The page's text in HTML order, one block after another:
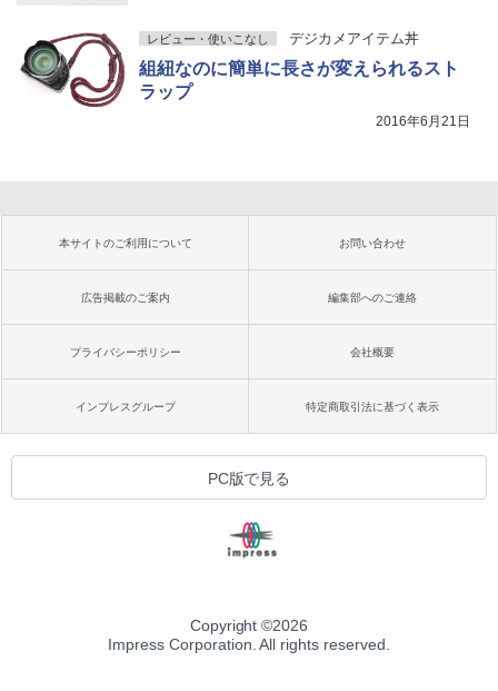
レビュー・使いこなし デジカメアイテム丼
組紐なのに簡単に長さが変えられるスト
ラップ
2016年6月21日
本サイトのご利用について お問い合わせ
広告掲載のご案内 編集部へのご連絡
プライバシーポリシー 会社概要
インプレスグループ 特定商取引法に基づく表示
PC版で見る
Copyright ©2026
Impress Corporation. All rights reserved.